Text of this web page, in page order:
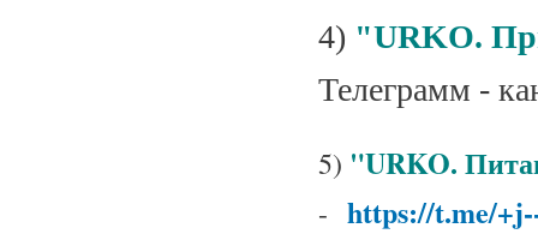
4) "URKO.
Телеграмм -
5) "URKO.
- https://t.me/